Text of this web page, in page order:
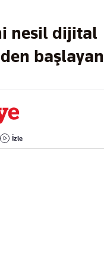
nesil dijital
İzle
Sinema
Kitap